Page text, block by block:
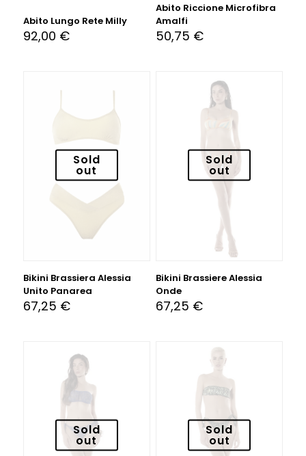
Abito Lungo Rete Milly
92,00 €
Abito Riccione Microfibra
Amalfi
50,75 €
Sold
out
Bikini Brassiera Alessia
Unito Panarea
67,25 €
Sold
out
Bikini Brassiere Alessia
Onde
67,25 €
Sold
out
Sold
out